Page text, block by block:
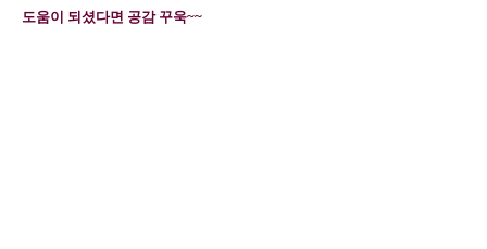
도움이 되셨다면 공감 꾸욱~~